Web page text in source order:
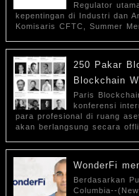
Regulator
kepentingan di Industri dan
Komisaris CFTC, Summer
250 Pakar
Blockchain
Paris
konferensi
para profesional di ruang
akan berlangsung secara
WonderFi
Berdasarkan
Columbia--